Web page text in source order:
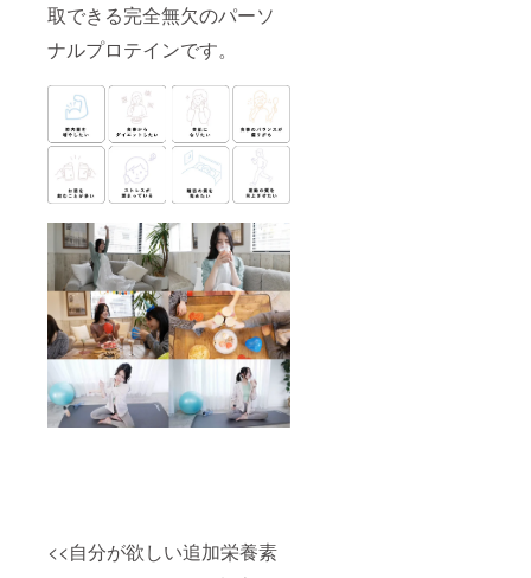
取できる完全無欠のパーソ
ナルプロテインです。
<<自分が欲しい追加栄養素